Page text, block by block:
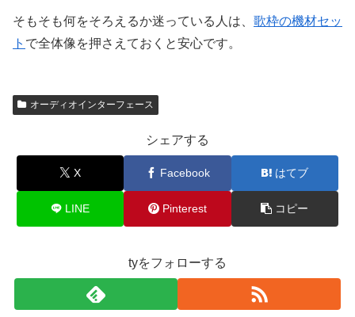
そもそも何をそろえるか迷っている人は、 歌枠の機材セッ
ト で全体像を押さえておくと安心です。
オーディオインターフェース
シェアする
X Facebook はてブ
LINE Pinterest コピー
tyをフォローする